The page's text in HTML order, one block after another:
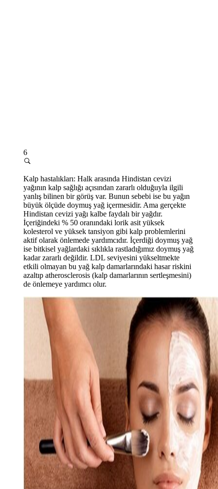
6
Kalp hastalıkları: Halk arasında Hindistan cevizi
yağının kalp sağlığı açısından zararlı olduğuyla ilgili
yanlış bilinen bir görüş var. Bunun sebebi ise bu yağın
büyük ölçüde doymuş yağ içermesidir. Ama gerçekte
Hindistan cevizi yağı kalbe faydalı bir yağdır.
İçeriğindeki % 50 oranındaki lorik asit yüksek
kolesterol ve yüksek tansiyon gibi kalp problemlerini
aktif olarak önlemede yardımcıdır. İçerdiği doymuş yağ
ise bitkisel yağlardaki sıklıkla rastladığımız doymuş yağ
kadar zararlı değildir. LDL seviyesini yükseltmekte
etkili olmayan bu yağ kalp damarlarındaki hasar riskini
azaltıp atherosclerosis (kalp damarlarının sertleşmesini)
de önlemeye yardımcı olur.